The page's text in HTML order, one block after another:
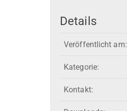
Details
Veröffentlicht am:
Kategorie:
Kontakt: